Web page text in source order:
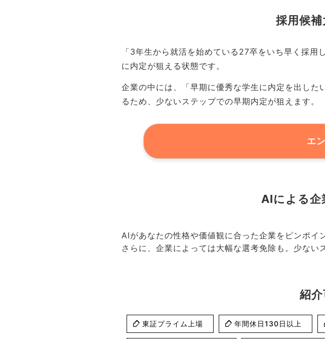
採用候補
「3年生から就活を始めている27卒をいち早く採
に内定が狙える状態です。
企業の中には、「早期に優秀な学生に内定を出した
るため、少ないステップでの早期内定が狙えます。
エ
AIによる企
AIがあなたの性格や価値観に合った企業をピンポイ
さらに、企業によっては大幅な選考免除も。少ない
紹介
東証プライム上場 年間休日130日以上